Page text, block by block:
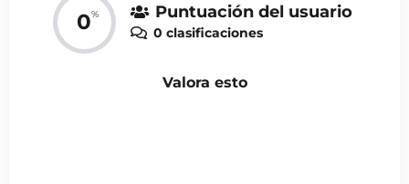
0% Puntuación del usuario
0 clasificaciones
Valora esto